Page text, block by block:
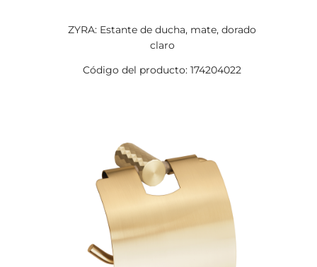
ZYRA: Estante de ducha, mate, dorado
claro
Código del producto: 174204022